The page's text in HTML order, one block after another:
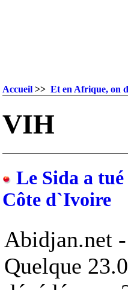
Accueil >> Et en Afrique, on
VIH
Le Sida a tué
Côte d`Ivoire
Abidjan.net
Quelque